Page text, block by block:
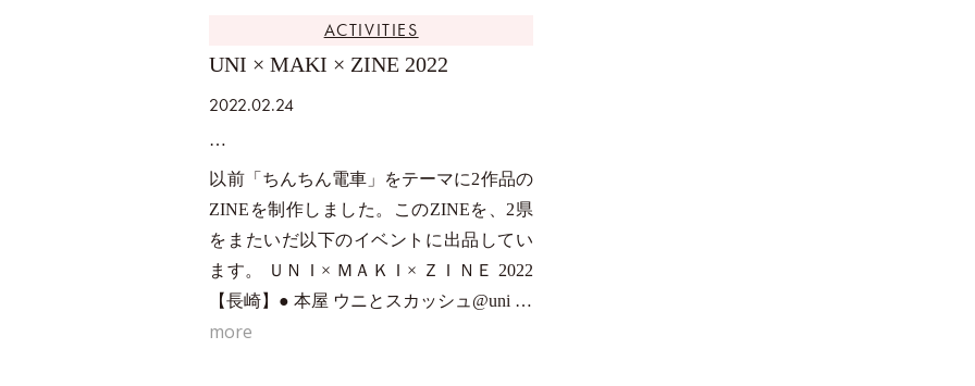
ACTIVITIES
UNI × MAKI × ZINE 2022
2022.02.24
以前「ちんちん電車」をテーマに2作品の
ZINEを制作しました。このZINEを、2県
をまたいだ以下のイベントに出品してい
ます。 ＵＮＩ× ＭＡＫＩ× ＺＩＮＥ 2022
【長崎】● 本屋 ウニとスカッシュ@uni …
more